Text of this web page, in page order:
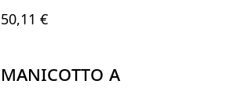
50,11 €
MANICOTTO A